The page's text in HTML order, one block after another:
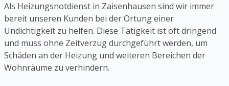
Als Heizungsnotdienst in Zaisenhausen sind wir immer
bereit unseren Kunden bei der Ortung einer
Undichtigkeit zu helfen. Diese Tätigkeit ist oft dringend
und muss ohne Zeitverzug durchgeführt werden, um
Schäden an der Heizung und weiteren Bereichen der
Wohnräume zu verhindern.